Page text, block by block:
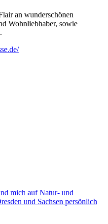
an wunderschönen
Wohnliebhaber, sowie
mich auf Natur- und
und Sachsen persönlich